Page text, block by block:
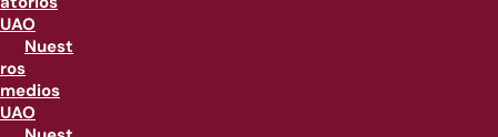
UAO
Nuest
ros
medios
UAO